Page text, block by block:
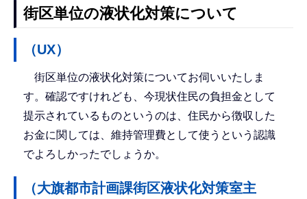
街区単位の液状化対策について
（UX）
街区単位の液状化対策についてお伺いいたしま
す。確認ですけれども、今現状住民の負担金として
提示されているものというのは、住民から徴収した
お金に関しては、維持管理費として使うという認識
でよろしかったでしょうか。
（大旗都市計画課街区液状化対策室主